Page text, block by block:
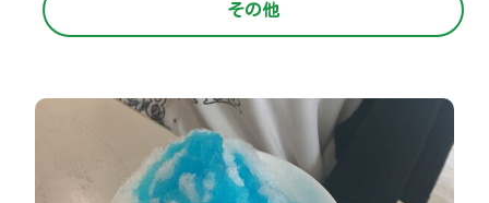
その他